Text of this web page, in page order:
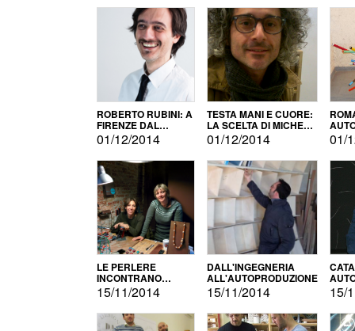
ROBERTO RUBINI: A
FIRENZE DAL
PRODOTTO ALLA
PROMOZIONE
01/12/2014
TESTA MANI E CUORE:
LA SCELTA DI MICHELE
BARBERIO
01/12/2014 01/
LE PERLERE
INCONTRANO
L'AUTOPRODUZIONE
15/11/2014
DALL'INGEGNERIA
ALL'AUTOPRODUZIONE
15/11/2014 15/